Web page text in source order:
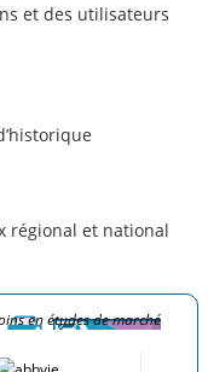
et des utilisateurs
régional et national
en études de marché